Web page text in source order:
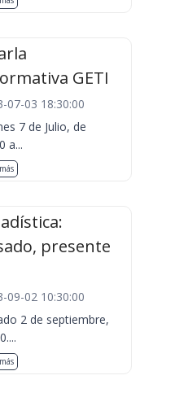
GETI
07-03 18:30:00
7 de Julio, de
a...
presente
09-02 10:30:00
2 de septiembre,